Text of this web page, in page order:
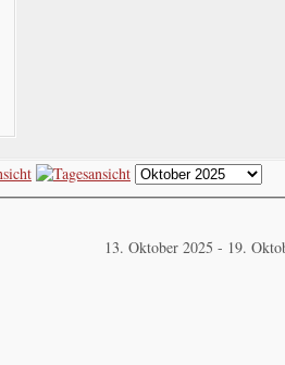
13. Oktober 2025 - 19.